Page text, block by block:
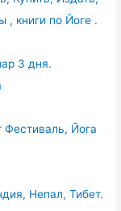
, книги по Йоге .
3 дня.
Фестиваль, Йога
Непал, Тибет.